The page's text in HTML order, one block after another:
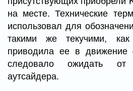
на месте. Технические
использовал для
такими же текучими,
приводила ее в
следовало ожидать от
аутсайдера.